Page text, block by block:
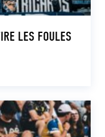
LES FOULES